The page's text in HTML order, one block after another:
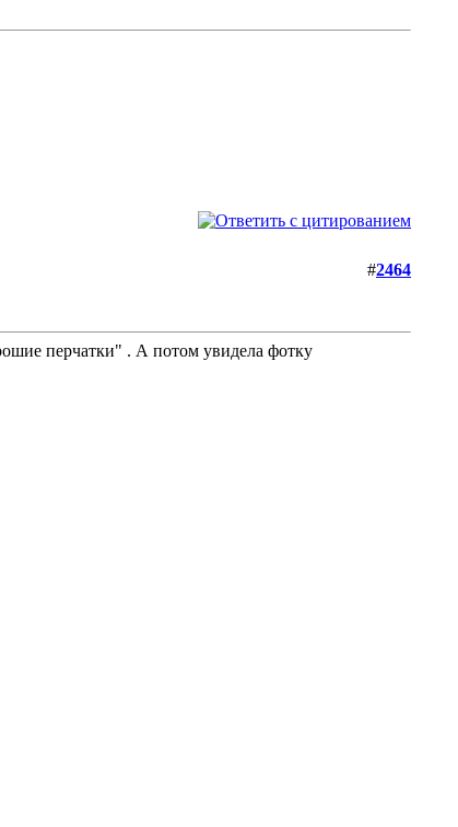
#2464
перчатки" . А потом увидела фотку